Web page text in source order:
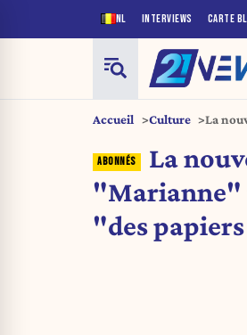
NL INTERVIEWS CARTE
Accueil Culture
La
La
"Marianne"
"des